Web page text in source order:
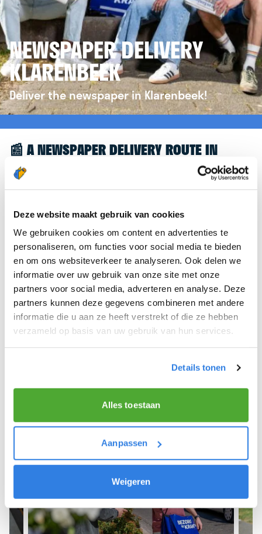
Deze website maakt gebruik van cookies
We gebruiken cookies om content en advertenties te
personaliseren, om functies voor social media te bieden
en om ons websiteverkeer te analyseren. Ook delen we
informatie over uw gebruik van onze site met onze
partners voor social media, adverteren en analyse. Deze
partners kunnen deze gegevens combineren met andere
informatie die u aan ze heeft verstrekt of die ze hebben
verzameld op basis van uw gebruik van hun services.
Details tonen
Alles toestaan
Aanpassen
Weigeren
NEWSPAPER DELIVERY
KLARENBEEK
Deliver the newspaper in Klarenbeek!
📰 A NEWSPAPER DELIVERY ROUTE IN
KLARENBEEK
Great to see you're interested in a newspaper
we’d like to refer you to thekrantenbezorgen.nl
website. There, you can easily sign up to deliver
newspapers in Klarenbeek.
We hope you can get started soon and wish you
the best of luck! 🚴‍♂️💨